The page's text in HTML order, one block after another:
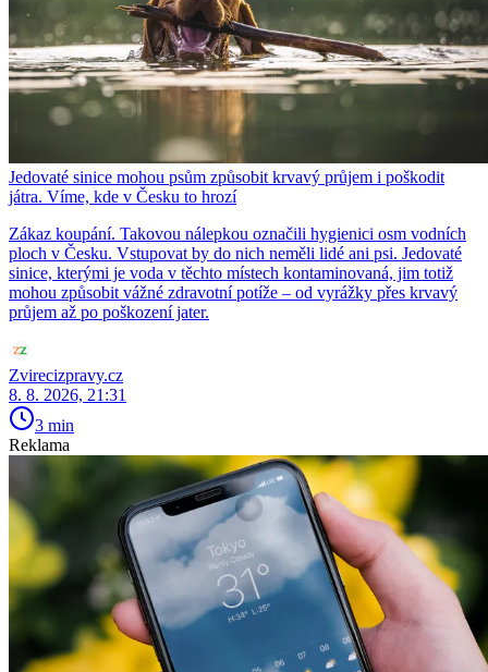
Jedovaté sinice mohou psům způsobit krvavý průjem i poškodit
játra. Víme, kde v Česku to hrozí
Zákaz koupání. Takovou nálepkou označili hygienici osm vodních
ploch v Česku. Vstupovat by do nich neměli lidé ani psi. Jedovaté
sinice, kterými je voda v těchto místech kontaminovaná, jim totiž
mohou způsobit vážné zdravotní potíže – od vyrážky přes krvavý
průjem až po poškození jater.
Zvirecizpravy.cz
8. 8. 2026, 21:31
3 min
Reklama